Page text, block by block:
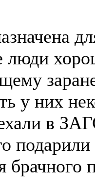
люди
у них
в
брачного